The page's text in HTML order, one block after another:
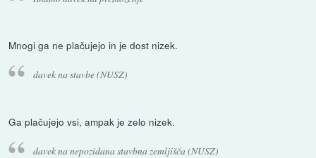
Mnogi ga ne plačujejo in je dost nizek.
davek na stavbe (NUSZ)
Ga plačujejo vsi, ampak je zelo nizek.
davek na nepozidana stavbna zemljišča (NUSZ)